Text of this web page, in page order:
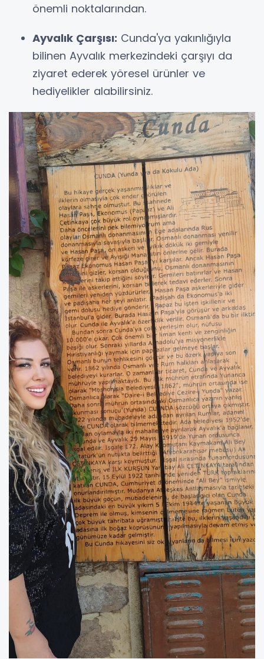
önemli noktalarından.
Ayvalık Çarşısı: Cunda'ya yakınlığıyla
bilinen Ayvalık merkezindeki çarşıyı da
ziyaret ederek yöresel ürünler ve
hediyelikler alabilirsiniz.